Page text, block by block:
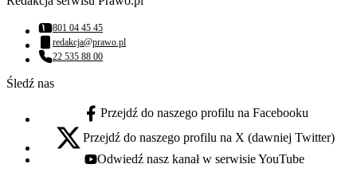
Numer telefonu:
801 04 45 45
Adres email:
redakcja@prawo.pl
Numer telefonu:
22 535 88 00
Śledź nas
facebook - otwiera się w nowej karcie
Przejdź do naszego profilu na Facebooku
x - otwiera się w nowej karcie
Przejdź do naszego profilu na X (dawniej Twitter)
youtube - otwiera się w nowej karcie
Odwiedź nasz kanał w serwisie YouTube